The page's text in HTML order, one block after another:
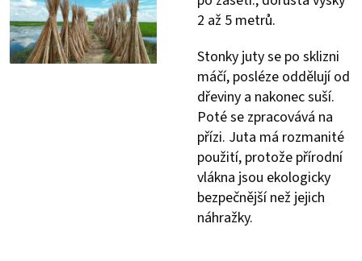
2 až 5 metrů.
Stonky juty se po sklizni
máčí, posléze oddělují od
dřeviny a nakonec suší.
Poté se zpracovává na
přízi. Juta má rozmanité
použití, protože přírodní
vlákna jsou ekologicky
bezpečnější než jejich
náhražky.